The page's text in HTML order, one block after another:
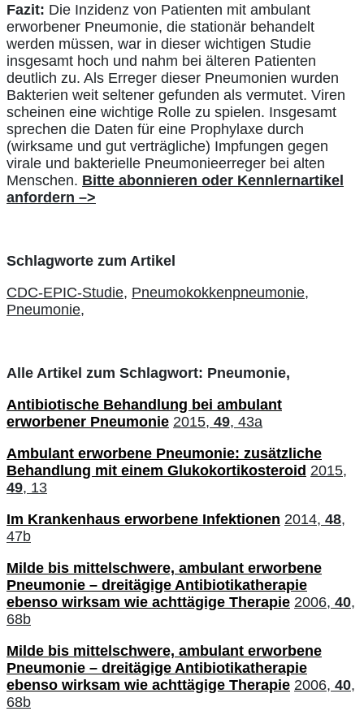
Fazit: Die Inzidenz von Patienten mit ambulant
erworbener Pneumonie, die stationär behandelt
werden müssen, war in dieser wichtigen Studie
insgesamt hoch und nahm bei älteren Patienten
deutlich zu. Als Erreger dieser Pneumonien wurden
Bakterien weit seltener gefunden als vermutet. Viren
scheinen eine wichtige Rolle zu spielen. Insgesamt
sprechen die Daten für eine Prophylaxe durch
(wirksame und gut verträgliche) Impfungen gegen
virale und bakterielle Pneumonieerreger bei alten
Menschen. Bitte abonnieren oder Kennlernartikel
anfordern –>
Schlagworte zum Artikel
CDC-EPIC-Studie, Pneumokokkenpneumonie,
Pneumonie,
Alle Artikel zum Schlagwort: Pneumonie,
Antibiotische Behandlung bei ambulant
erworbener Pneumonie 2015, 49, 43a
Ambulant erworbene Pneumonie: zusätzliche
Behandlung mit einem Glukokortikosteroid 2015,
49, 13
Im Krankenhaus erworbene Infektionen 2014, 48,
47b
Milde bis mittelschwere, ambulant erworbene
Pneumonie – dreitägige Antibiotikatherapie
ebenso wirksam wie achttägige Therapie 2006, 40,
68b
Milde bis mittelschwere, ambulant erworbene
Pneumonie – dreitägige Antibiotikatherapie
ebenso wirksam wie achttägige Therapie 2006, 40,
68b